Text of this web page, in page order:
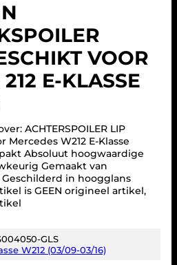
VOOR
E-KLASSE
ACHTERSPOILER LIP
Mercedes W212 E-Klasse
Absoluut hoogwaardige
Gemaakt van
in hoogglans
is GEEN origineel artikel,
GLS
W212 (03/09-03/16)